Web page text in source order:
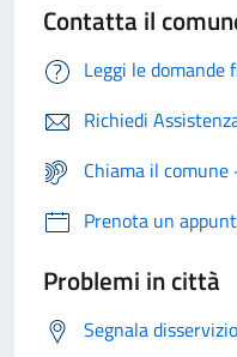
Contatta il
Leggi le domande
Richiedi
Chiama il
Prenota un
Problemi in città
Segnala disservizio